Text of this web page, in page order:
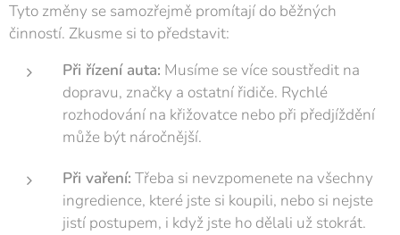
Tyto změny se samozřejmě promítají do běžných
činností. Zkusme si to představit:
Při řízení auta: Musíme se více soustředit na
dopravu, značky a ostatní řidiče. Rychlé
rozhodování na křižovatce nebo při předjíždění
může být náročnější.
Při vaření: Třeba si nevzpomenete na všechny
ingredience, které jste si koupili, nebo si nejste
jistí postupem, i když jste ho dělali už stokrát.